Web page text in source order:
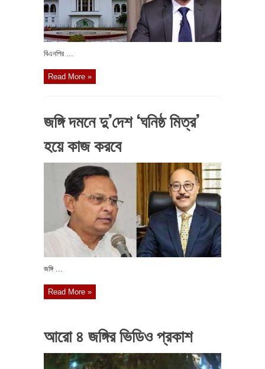
বিএনপির ...
Read More »
জঙ্গি দমনে দু’দেশ ‘ঘনিষ্ঠ মিত্র’
হয়ে কাজ করবে
জঙ্গি ...
Read More »
আরো ৪ জঙ্গির ভিডিও প্রকাশ